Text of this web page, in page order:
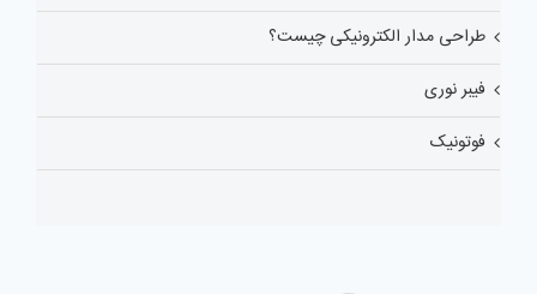
طراحی مدار الکترونیکی چیست؟
فیبر نوری
فوتونیک